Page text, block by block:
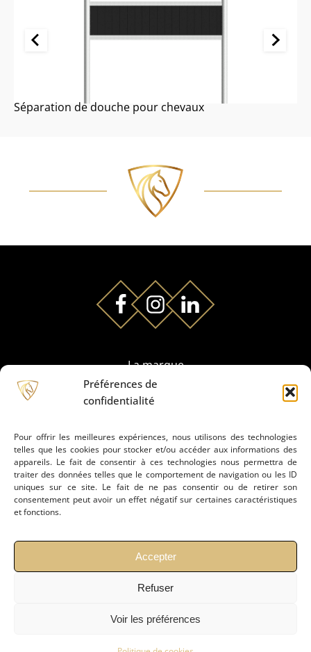
Préférences de
confidentialité
Pour offrir les meilleures expériences, nous utilisons des technologies
telles que les cookies pour stocker et/ou accéder aux informations des
appareils. Le fait de consentir à ces technologies nous permettra de
traiter des données telles que le comportement de navigation ou les ID
uniques sur ce site. Le fait de ne pas consentir ou de retirer son
consentement peut avoir un effet négatif sur certaines caractéristiques
et fonctions.
Accepter
Refuser
Voir les préférences
Séparation de douche pour chevaux
La marque
Prestation de montage
Conseils
Actualités
Contact